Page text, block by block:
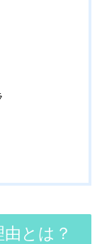
とは？